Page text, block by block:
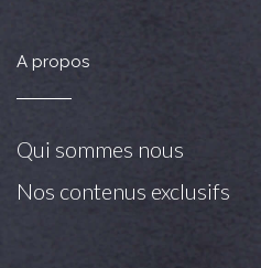
A propos
Qui sommes nous
Nos contenus exclusifs